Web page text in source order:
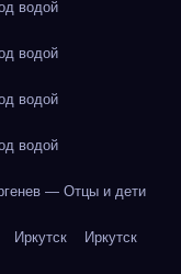
водой
водой
водой
водой
— Отцы и дети
Иркутск Иркутск